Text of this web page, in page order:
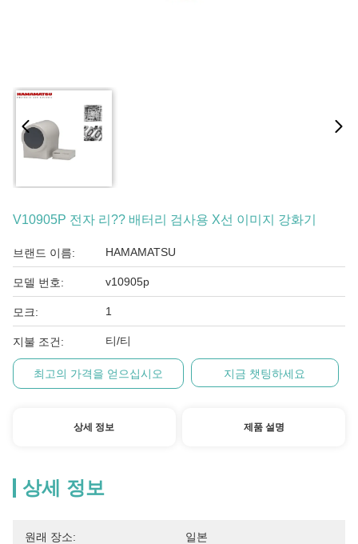
V10905P 전자 리?? 배터리 검사용 X선 이미지 강화기
브랜드 이름: HAMAMATSU
모델 번호: v10905p
모크: 1
지불 조건: 티/티
최고의 가격을 얻으십시오 지금 챗팅하세요
상세 정보 제품 설명
상세 정보
원래 장소: 일본